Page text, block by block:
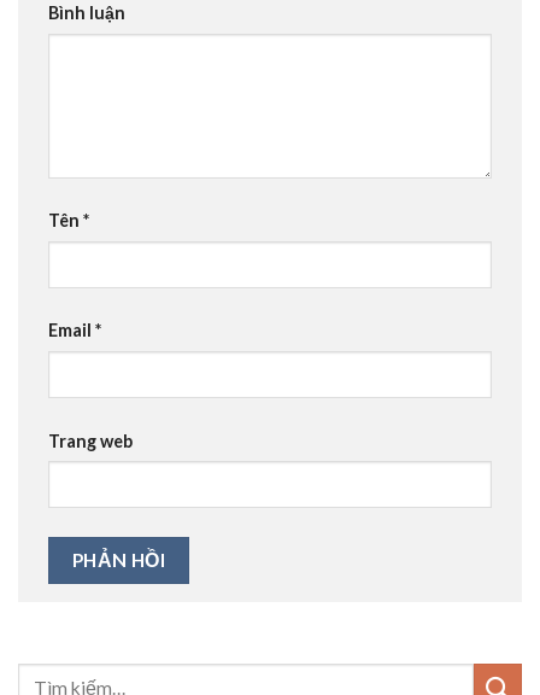
Bình luận
Tên *
Email *
Trang web